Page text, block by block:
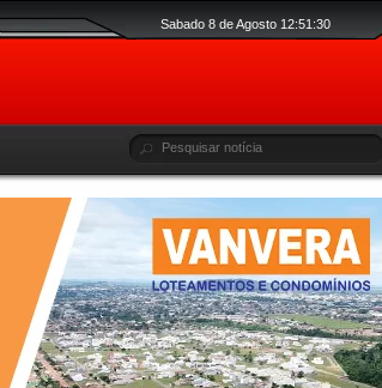
Sabado 8 de Agosto 12:51:31